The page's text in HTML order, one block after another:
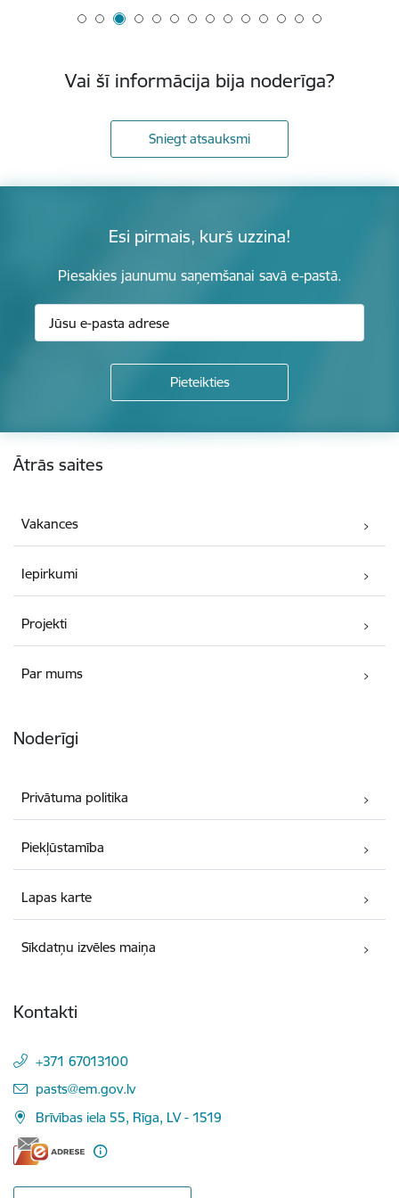
Vai šī informācija bija noderīga?
Sniegt atsauksmi
Esi pirmais, kurš uzzina!
Piesakies jaunumu saņemšanai savā e-pastā.
Ātrās saites
Vakances
Iepirkumi
Projekti
Par mums
Noderīgi
Privātuma politika
Piekļūstamība
Lapas karte
Sīkdatņu izvēles maiņa
Kontakti
+371 67013100
E-pasts:
pasts@em.gov.lv
Brīvības iela 55, Rīga, LV - 1519